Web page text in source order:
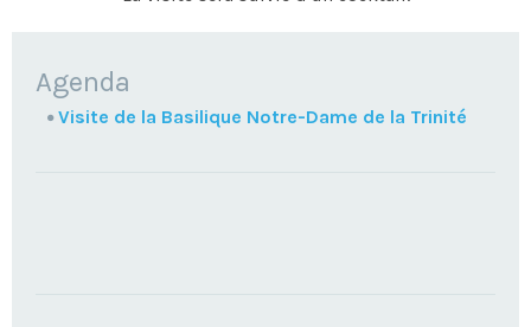
NAVIGATION
Agenda
Visite de la Basilique Notre-Dame de la Trinité